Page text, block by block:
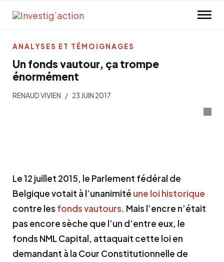
Un fonds vautour, ça trompe
énormément
RENAUD VIVIEN 23 JUIN 2017
Le 12 juillet 2015, le Parlement fédéral de
Belgique votait à l’unanimité une loi historique
contre les fonds vautours. Mais l’encre n’était
pas encore sèche que l’un d’entre eux, le
fonds NML Capital, attaquait cette loi en
demandant à la Cour Constitutionnelle de
ANALYSES ET TÉMOIGNAGES